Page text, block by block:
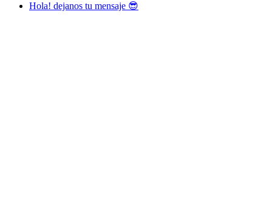
Hola! dejanos tu mensaje 😎